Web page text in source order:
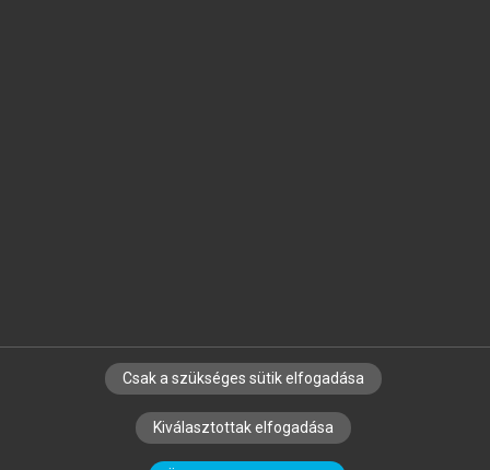
SZERZŐKNEK CÉGEKNEK KÖNYVTÁROSOKNAK
SZERKESZTÉSI ÉS LEKTORÁLÁSI ALAPELVEK
Csak a szükséges sütik elfogadása
Kiválasztottak elfogadása